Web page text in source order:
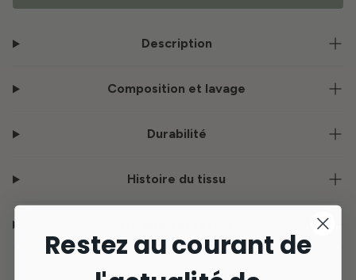
Description
Composition et lavage
Durabilité
Histoire du tissu
Restez au courant de